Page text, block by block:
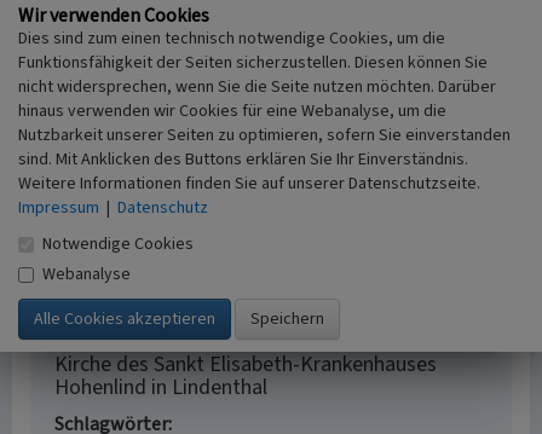
Literatur
Kier, Hiltrud (2024) Moderner Sakralbau in Köln.
Bezirk 3 (Lindenthal) Stadtteil Lindenthal. (Kleine
Kunstführer.) Lindenberg im Allgäu.
Rheinischer Verein für Denkmalpflege und
Landschaftsschutz (Hrsg.) (2008)
2009, 39. Jahrgang.) Köln.
Kirche des Sankt Elisabeth-Krankenhauses
Hohenlind in Lindenthal
Schlagwörter
Wir verwenden Cookies
Dies sind zum einen technisch notwendige Cookies, um die
Funktionsfähigkeit der Seiten sicherzustellen. Diesen können Sie
nicht widersprechen, wenn Sie die Seite nutzen möchten. Darüber
hinaus verwenden wir Cookies für eine Webanalyse, um die
Nutzbarkeit unserer Seiten zu optimieren, sofern Sie einverstanden
sind. Mit Anklicken des Buttons erklären Sie Ihr Einverständnis.
Weitere Informationen finden Sie auf unserer Datenschutzseite.
Impressum | Datenschutz
Notwendige Cookies
Webanalyse